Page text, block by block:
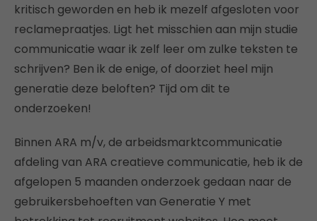
kritisch geworden en heb ik mezelf afgesloten voor
reclamepraatjes. Ligt het misschien aan mijn studie
communicatie waar ik zelf leer om zulke teksten te
schrijven? Ben ik de enige, of doorziet heel mijn
generatie deze beloften? Tijd om dit te
onderzoeken!
Binnen ARA m/v, de arbeidsmarktcommunicatie
afdeling van ARA creatieve communicatie, heb ik de
afgelopen 5 maanden onderzoek gedaan naar de
gebruikersbehoeften van Generatie Y met